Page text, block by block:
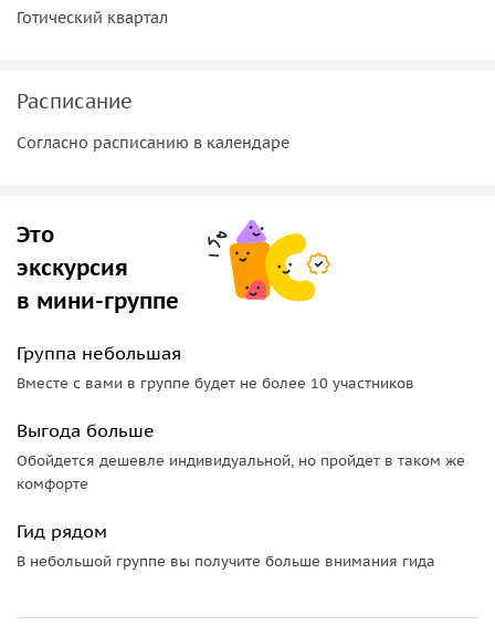
Готический квартал
Расписание
Согласно расписанию в календаре
Это
экскурсия
в мини-группе
Группа небольшая
Вместе с вами в группе будет не более 10 участников
Выгода больше
Обойдется дешевле индивидуальной, но пройдет в таком же
комфорте
Гид рядом
В небольшой группе вы получите больше внимания гида